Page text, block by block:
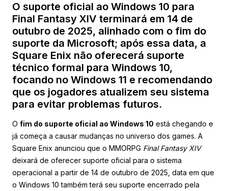
O suporte oficial ao Windows 10 para
Final Fantasy XIV terminará em 14 de
outubro de 2025, alinhado com o fim do
suporte da Microsoft; após essa data, a
Square Enix não oferecerá suporte
técnico formal para Windows 10,
focando no Windows 11 e recomendando
que os jogadores atualizem seu sistema
para evitar problemas futuros.
O fim do suporte oficial ao Windows 10 está chegando e
já começa a causar mudanças no universo dos games. A
Square Enix anunciou que o MMORPG Final Fantasy XIV
deixará de oferecer suporte oficial para o sistema
operacional a partir de 14 de outubro de 2025, data em que
o Windows 10 também terá seu suporte encerrado pela